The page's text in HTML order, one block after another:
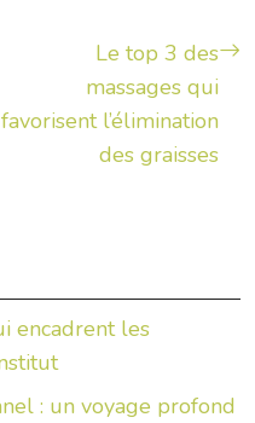
Le top 3 des
massages qui
favorisent l’élimination
des graisses
encadrent les
: un voyage profond